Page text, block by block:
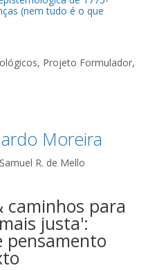
(nem tudo é o que
, Projeto Formulador,
Moreira
Samuel R. de Mello
caminhos para
justa':
pensamento